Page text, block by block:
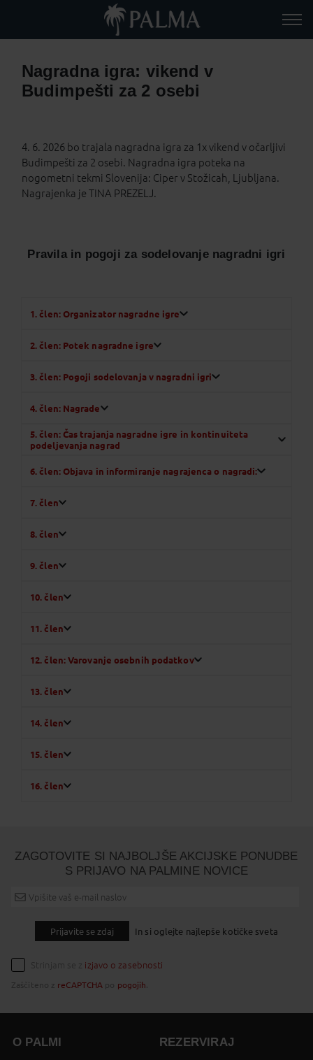
Nagradna igra: vikend v
Budimpešti za 2 osebi
4. 6. 2026 bo trajala nagradna igra za 1x vikend v očarljivi
Budimpešti za 2 osebi. Nagradna igra poteka na
nogometni tekmi Slovenija: Ciper v Stožicah, Ljubljana.
Nagrajenka je TINA PREZELJ.
Pravila in pogoji za sodelovanje nagradni igri
1. člen: Organizator nagradne igre
2. člen: Potek nagradne igre
3. člen: Pogoji sodelovanja v nagradni igri
4. člen: Nagrade
5. člen: Čas trajanja nagradne igre in kontinuiteta
podeljevanja nagrad
6. člen: Objava in informiranje nagrajenca o nagradi:
7. člen
8. člen
9. člen
10. člen
11. člen
12. člen: Varovanje osebnih podatkov
13. člen
14. člen
15. člen
16. člen
ZAGOTOVITE SI NAJBOLJŠE AKCIJSKE PONUDBE
S PRIJAVO NA PALMINE NOVICE
Prijavite se zdaj In si oglejte najlepše kotičke sveta
Strinjam se z izjavo o zasebnosti
Zaščiteno z reCAPTCHA po pogojih
O PALMI REZERVIRAJ